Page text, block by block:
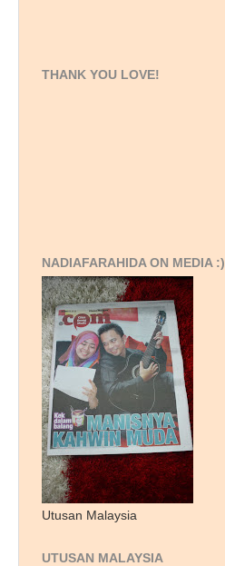
THANK YOU LOVE!
NADIAFARAHIDA ON MEDIA :)
Utusan Malaysia
UTUSAN MALAYSIA